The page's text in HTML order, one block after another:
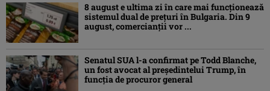
8 august e ultima zi în care mai funcționează
sistemul dual de prețuri în Bulgaria. Din 9
august, comercianții vor ...
Senatul SUA l-a confirmat pe Todd Blanche,
un fost avocat al președintelui Trump, în
funcția de procuror general